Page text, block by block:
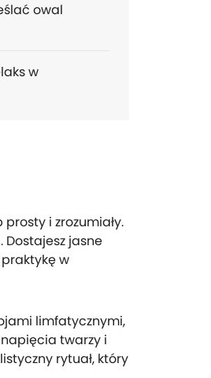
owal
w
i zrozumiały.
jasne
w
limfatycznymi,
napięcia twarzy i
rytuał, który